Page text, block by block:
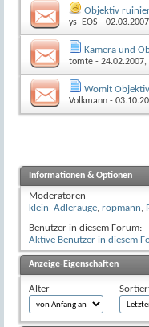
Objektiv
ys_EOS -
Kamera und
tomte - 24.02.2007,
Womit
Volkmann -
Informationen & Optionen
Moderatoren
klein_Adlerauge, ropmann,
Benutzer in diesem Forum:
Aktive Benutzer in diesem
Anzeige-Eigenschaften
Alter